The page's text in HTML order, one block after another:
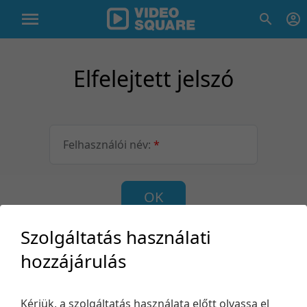
Elfelejtett jelszó
Felhasználói név:*
OK
Támogatás
Szolgáltatás használati
hozzájárulás
Kérjük, a szolgáltatás használata előtt olvassa el